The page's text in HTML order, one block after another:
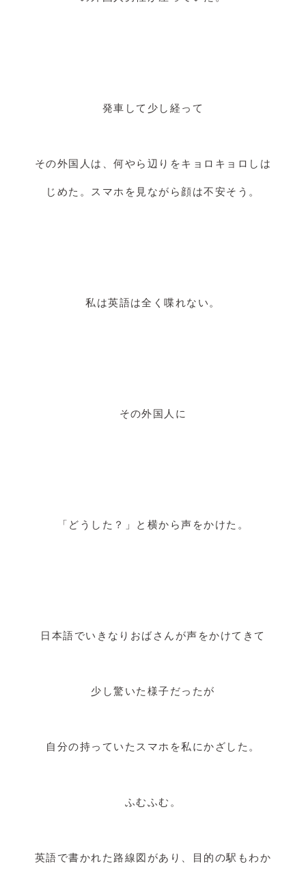
発車して少し経って
その外国人は、何やら辺りをキョロキョロしは
じめた。スマホを見ながら顔は不安そう。
私は英語は全く喋れない。
その外国人に
「どうした？」と横から声をかけた。
日本語でいきなりおばさんが声をかけてきて
少し驚いた様子だったが
自分の持っていたスマホを私にかざした。
ふむふむ。
英語で書かれた路線図があり、目的の駅もわか